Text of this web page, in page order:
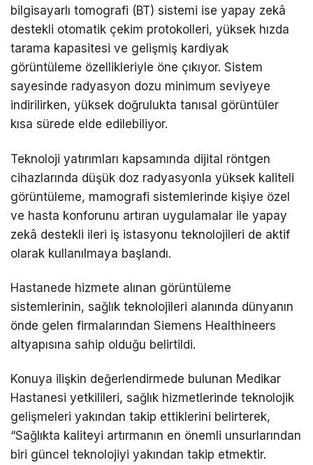
bilgisayarlı tomografi (BT) sistemi ise yapay zekâ
destekli otomatik çekim protokolleri, yüksek hızda
tarama kapasitesi ve gelişmiş kardiyak
görüntüleme özellikleriyle öne çıkıyor. Sistem
sayesinde radyasyon dozu minimum seviyeye
indirilirken, yüksek doğrulukta tanısal görüntüler
kısa sürede elde edilebiliyor.
Teknoloji yatırımları kapsamında dijital röntgen
cihazlarında düşük doz radyasyonla yüksek kaliteli
görüntüleme, mamografi sistemlerinde kişiye özel
ve hasta konforunu artıran uygulamalar ile yapay
zekâ destekli ileri iş istasyonu teknolojileri de aktif
olarak kullanılmaya başlandı.
Hastanede hizmete alınan görüntüleme
sistemlerinin, sağlık teknolojileri alanında dünyanın
önde gelen firmalarından Siemens Healthineers
altyapısına sahip olduğu belirtildi.
Konuya ilişkin değerlendirmede bulunan Medikar
Hastanesi yetkilileri, sağlık hizmetlerinde teknolojik
gelişmeleri yakından takip ettiklerini belirterek,
“Sağlıkta kaliteyi artırmanın en önemli unsurlarından
biri güncel teknolojiyi yakından takip etmektir.